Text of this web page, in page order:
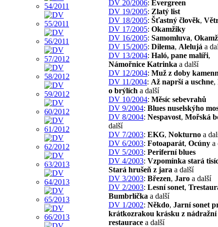
DV 20/2006: Evergreen
DV 19/2005: Zlatý list
DV 18/2005: Šťastný člověk,
DV 17/2005: Okamžiky
DV 16/2005: Samomluva,
DV 15/2005: Dilema, Alelujá a
DV 13/2004: Haló, pane malíři,
Námořnice Katrinka a další
DV 12/2004: Muž z doby
DV 11/2004: Až naprší a uschne,
o brýlích a další
DV 10/2004: Měsíc sebevrahů
DV 9/2004: Blues nuselskýho
DV 8/2004: Nespavost, Mořská
další
DV 7/2003: EKG, Nokturno a
DV 6/2003: Fotoaparát, Ocúny a
DV 5/2003: Periferní blues
DV 4/2003: Vzpomínka stará
Stará hrušeň z jara a další
DV 3/2003: Březen, Jaro a další
DV 2/2003: Lesní sonet,
Bumbrlíčka a další
DV 1/2002: Někdo, Jarní sonet
krátkozrakou krásku z nádražní
restaurace a další